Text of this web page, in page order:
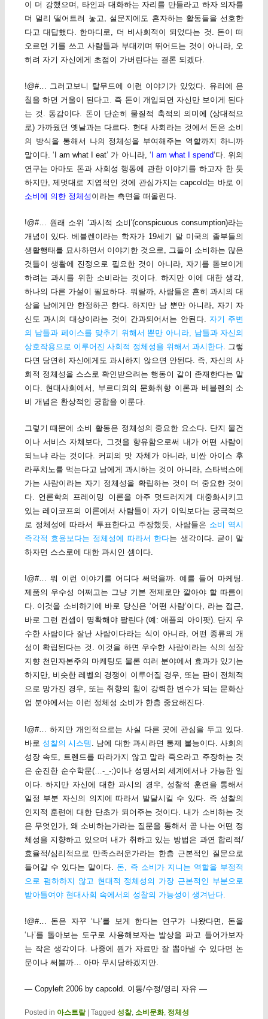
이 더 강했으며, 타인과 대화하는 자리를 만들라고 하자 의자를
더 멀리 떨어트려 놓고, 설문지에도 혼자하는 활동들을 선호한
다고 대답했다. 한마디로, 더 비사회적이 되었다는 것. 돈이 떠
오르면 기를 쓰고 사람들과 부대끼며 뛰어드는 것이 아니라, 오
히려 자기 자신에게 초점이 가버린다는 결론 되겠다.
!@#… 그러고보니 탈무드에 이런 이야기가 있었다. 유리에 은
칠을 하면 거울이 된다고. 즉 돈이 개입되면 자신만 보이게 된다
는 것. 동감이다. 돈이 단순히 물질적 축적의 의미에 (상대적으
로) 가까웠던 옛날과는 다르다. 현대 사회라는 것에서 돈은 소비
의 방식을 통해서 나의 정체성을 부여해주는 역할까지 하니까
말이다. ‘I am what I eat’ 가 아니라, ‘ I am what I spend‘다. 위의
연구는 아마도 돈과 사회성 행동에 관한 이야기를 하고자 한 듯
하지만, 제멋대로 지엽적인 것에 관심가지는 capcold는 바로 이
소비에 의한 정체성 이라는 측면을 떠올린다.
!@#… 원래 소위 ‘과시적 소비'(conspicuous consumption)라는
개념이 있다. 베블렌이라는 학자가 19세기 말 미국의 졸부들의
생활행태를 묘사하면서 이야기한 것으로, 그들이 소비하는 많은
것들이 생활에 진정으로 필요한 것이 아니라, 자기를 돋보이게
하려는 과시를 위한 소비라는 것이다. 하지만 이에 대한 생각,
하나의 다른 가설이 필요하다. 뭐랄까, 사람들은 흔히 과시의 대
상을 남에게만 한정하곤 한다. 하지만 남 뿐만 아니라, 자기 자
신도 과시의 대상이라는 것이 간과되어서는 안된다. 자기 주변
의 남들과 페이스를 맞추기 위해서 뿐만 아니라, 남들과 자신의
상호작용으로 이루어진 사회적 정체성을 위해서 과시한다. 그렇
다면 당연히 자신에게도 과시하지 않으면 안된다. 즉, 자신의 사
회적 정체성을 스스로 확인받으려는 행동이 같이 존재한다는 말
이다. 현대사회에서, 부르디외의 문화취향 이론과 베블렌의 소
비 개념은 환상적인 궁합을 이룬다.
그렇기 때문에 소비 활동은 정체성의 중요한 요소다. 단지 물건
이나 서비스 자체보다, 그것을 향유함으로써 내가 어떤 사람이
되느냐 라는 것이다. 커피의 맛 자체가 아니라, 비싼 아이스 후
라푸치노를 먹는다고 남에게 과시하는 것이 아니라, 스타벅스에
가는 사람이라는 자기 정체성을 확립하는 것이 더 중요한 것이
다. 언론학의 프레이밍 이론을 아주 멋드러지게 대중화시키고
있는 레이코프의 이론에서 사람들이 자기 이익보다는 궁극적으
로 정체성에 따라서 투표한다고 주장했듯, 사람들은 소비 역시
즉각적 효용보다는 정체성에 따라서 한다는 생각이다. 굳이 말
하자면 스스로에 대한 과시인 셈이다.
!@#… 뭐 이런 이야기를 어디다 써먹을까. 예를 들어 마케팅.
제품의 우수성 어쩌고는 그냥 기본 전제로만 깔아야 할 따름이
다. 이것을 소비하기에 바로 당신은 ‘어떤 사람’이다, 라는 접근,
바로 그런 컨셉이 명확해야 팔린다 (예: 애플의 아이팟). 단지 우
수한 사람이다 잘난 사람이다라는 식이 아니라, 어떤 종류의 개
성이 확립된다는 것. 이것을 하면 우수한 사람이라는 식의 성장
지향 천민자본주의 마케팅도 물론 여러 분야에서 효과가 있기는
하지만, 비슷한 레벨의 경쟁이 이루어질 경우, 또는 판이 전체적
으로 망가진 경우, 또는 취향의 힘이 강력한 변수가 되는 문화산
업 분야에서는 이런 정체성 소비가 한층 중요해진다.
!@#… 하지만 개인적으로는 사실 다른 곳에 관심을 두고 있다.
바로 성찰의 시스템
. 남에 대한 과시라면 통제 불능이다. 사회의
성장 속도, 트렌드를 따라가지 않고 말라 죽으라고 주장하는 것
은 순진한 순수학문(…-_-;)이나 성명서의 세계에서나 가능한 일
이다. 하지만 자신에 대한 과시의 경우, 성찰적 훈련을 통해서
일정 부분 자신의 의지에 따라서 발달시킬 수 있다. 즉 성찰의
인지적 훈련에 대한 단초가 되어주는 것이다. 내가 소비하는 것
은 무엇인가, 왜 소비하는가라는 질문을 통해서 곧 나는 어떤 정
체성을 지향하고 있으며 내가 취하고 있는 방법은 과연 합리적/
효율적/심리적으로 만족스러운가라는 한층 근본적인 질문으로
들어갈 수 있다는 말이다. 돈, 즉 소비가 지니는 역할을 부정적
으로 폄하하지 않고 현대적 정체성의 가장 근본적인 부분으로
받아들여야 현대사회 속에서의 성찰의 가능성이 생겨난다.
!@#… 돈은 자꾸 ‘나’를 보게 한다는 연구가 나왔다면, 돈을
‘나’를 돌아보는 도구로 사용해보자는 발상을 파고 들어가보자
는 작은 생각이다. 나중에 뭔가 자료만 잘 뽑아낼 수 있다면 논
문이나 써볼까… 아마 무시당하겠지만.
— Copyleft 2006 by capcold. 이동/수정/영리 자유 —
Posted in 아스트랄 Tagged 성찰, 소비문화, 정체성